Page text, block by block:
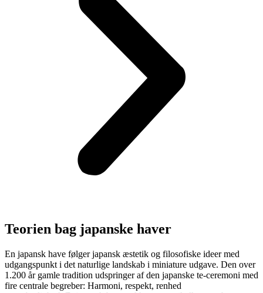
Teorien bag japanske haver
En japansk have følger japansk æstetik og filosofiske ideer med
udgangspunkt i det naturlige landskab i miniature udgave. Den over
1.200 år gamle tradition udspringer af den japanske te-ceremoni med
fire centrale begreber: Harmoni, respekt, renhed